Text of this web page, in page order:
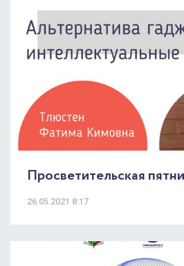
Просветительская
26.05.2021 8:17